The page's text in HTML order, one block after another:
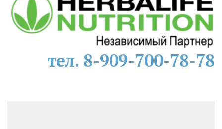
тел. 8-909-700-78-78